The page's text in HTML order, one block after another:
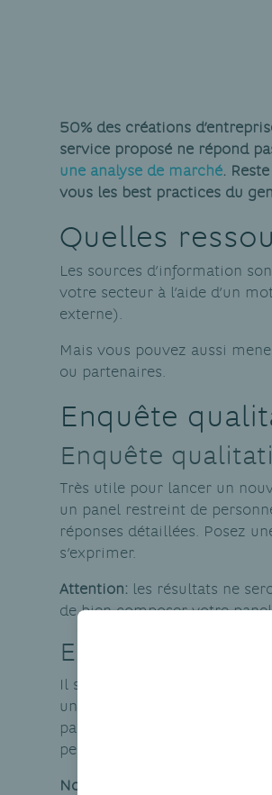
50% des créations
service proposé ne répond
une analyse de marché.
vous les best practices du
Quelles
Les sources d’information
votre secteur à l’aide d’un
externe).
Mais vous pouvez aussi
ou partenaires.
Enquête
Enquête
Très utile pour lancer un
un panel restreint de
réponses détaillées. Posez
s’exprimer.
Attention: les résultats ne
de bien composer votre
Enquête
Il s’agit généralement
une connaissance
par téléphone, en face à
pertinent et clair.
Notre astuce:
quel que soit